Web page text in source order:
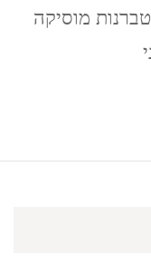
הולדתן
מוסיקה